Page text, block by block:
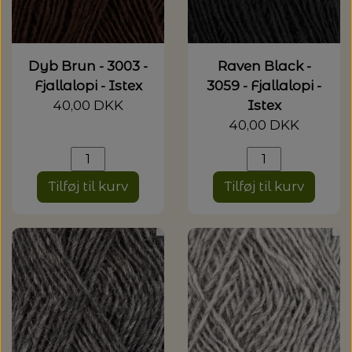
TRYKLÅSE
Dyb Brun - 3003 -
Fjallalopi - Istex
40,00 DKK
Tilføj til kurv
Raven Black -
3059 - Fjallalopi -
Istex
40,00 DKK
Tilføj til kurv